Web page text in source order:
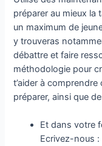
préparer au mieux
un maximum de
y trouveras
débattre et faire
méthodologie pour
t’aider à
préparer, ainsi que
Et dans votre
Ecrivez-nous :